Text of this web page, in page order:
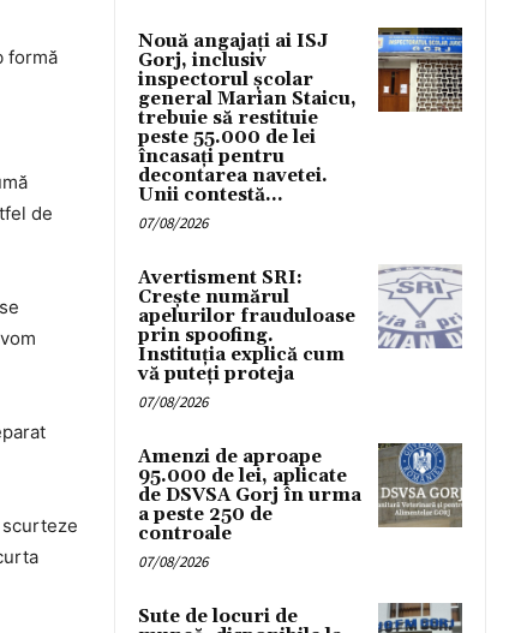
formă
de
scurteze
Nouă angajați ai ISJ
Gorj, inclusiv
inspectorul școlar
general Marian Staicu,
trebuie să restituie
peste 55.000 de lei
încasați pentru
decontarea navetei.
Unii contestă...
07/08/2026
Avertisment SRI:
Crește numărul
apelurilor frauduloase
prin spoofing.
Instituția explică cum
vă puteți proteja
07/08/2026
Amenzi de aproape
95.000 de lei, aplicate
de DSVSA Gorj în urma
a peste 250 de
controale
07/08/2026
Sute de locuri de